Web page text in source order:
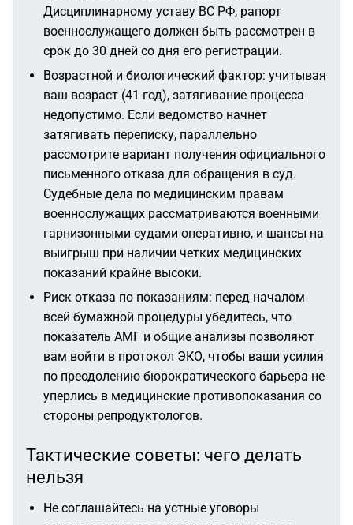
Дисциплинарному уставу ВС РФ, рапорт
военнослужащего должен быть рассмотрен в
срок до 30 дней со дня его регистрации.
Возрастной и биологический фактор: учитывая
ваш возраст (41 год), затягивание процесса
недопустимо. Если ведомство начнет
затягивать переписку, параллельно
рассмотрите вариант получения официального
письменного отказа для обращения в суд.
Судебные дела по медицинским правам
военнослужащих рассматриваются военными
гарнизонными судами оперативно, и шансы на
выигрыш при наличии четких медицинских
показаний крайне высоки.
Риск отказа по показаниям: перед началом
всей бумажной процедуры убедитесь, что
показатель АМГ и общие анализы позволяют
вам войти в протокол ЭКО, чтобы ваши усилия
по преодолению бюрократического барьера не
уперлись в медицинские противопоказания со
стороны репродуктологов.
Тактические советы: чего делать
нельзя
Не соглашайтесь на устные уговоры